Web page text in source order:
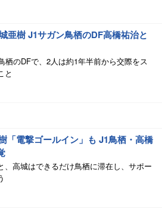
亜樹 J1サガン鳥栖のDF高橋祐治と
栖のDFで、2人は約1年半前から交際をス
と
「電撃ゴールイン」も J1鳥栖・高橋
、高城はできるだけ鳥栖に滞在し、サポー